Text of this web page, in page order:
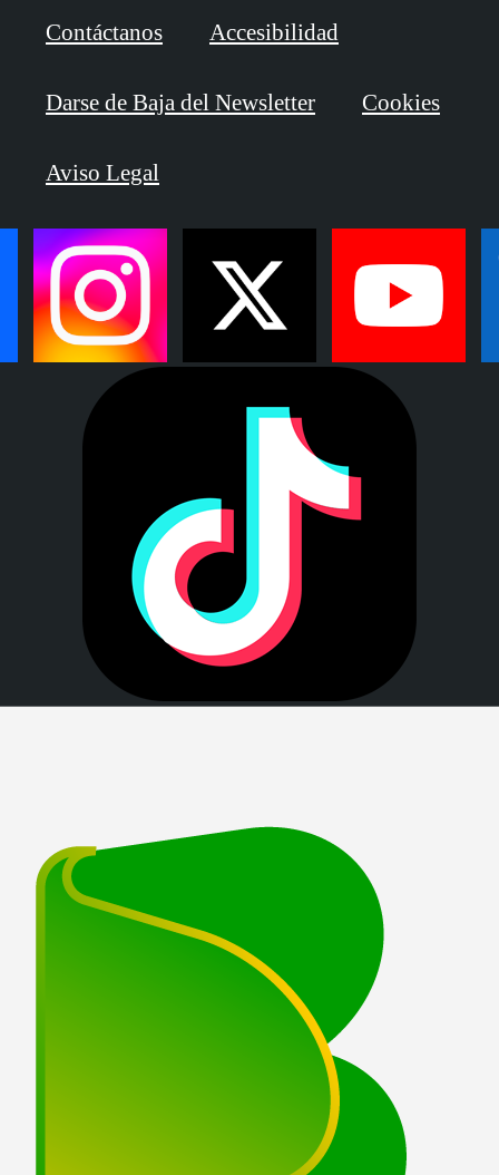
Contáctanos Accesibilidad
Darse de Baja del Newsletter Cookies
Aviso Legal